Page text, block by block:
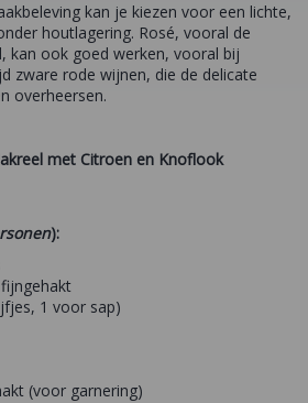
kan je kiezen voor een lichte,
houtlagering. Rosé, vooral de
kan ook goed werken, vooral bij
zware rode wijnen, die de delicate
overheersen.
met Citroen en Knoflook
):
1 voor sap)
(voor garnering)